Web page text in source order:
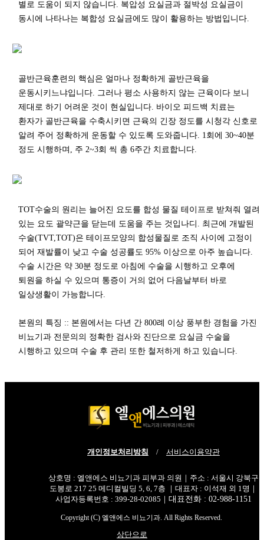
별로 도움이 되지 않습니다. 복압성 요실금과 절박성 요실금이
동시에 나타나는 복합성 요실금에도 많이 활용하는 방법입니다.
골반근육훈련의 핵심은 얼마나 정확하게 골반근육을
운동시키느냐입니다. 그러나 평소 사용하지 않는 근육이다 보니
제대로 하기 어려운 것이 현실입니다. 바이오 피드백 치료는
환자가 골반근육을 수축시키면 근육의 긴장 정도를 시청각 신호로
알려 주어 정확하게 운동할 수 있도록 도와줍니다. 1회에 30~40분
정도 시행하며, 주 2~3회 씩 총 6주간 치료합니다.
TOT수술의 원리는 늘어진 요도를 합성 물질 테이프로 받쳐줘 열려
있는 요도 괄약근을 닫는데 도움을 주는 것입나디. 최근에 개발된
수술(TVT,TOT)은 테이프모양의 합성물질로 조직 사이에 고정이
되어 재발률이 낮고 수술 성공률도 95% 이상으로 아주 높습니다.
수술 시간은 약 30분 정도로 아침에 수술을 시행하고 오후에
퇴원을 하실 수 있으며 통증이 거의 없어 다음날부터 바로
일상생활이 가능합니다.
본원의 특징 :: 본원에서는 다년 간 800례 이상 풍부한 경험을 가진
비뇨기과 전문의의 정확한 검사와 진단으로 요실금 수술을
시행하고 있으며 수술 후 관리 또한 철저하게 하고 있습니다.
개인정보처리방침 / 서비스이용약관
상호명 : 엘앤에스 비뇨기과 피부과 의원｜주소 : 서울시 강북구
도봉로 217 25 메디컬빌딩 5, 6, 7층 ｜대표자 : 이석재 외 1명｜
사업자등록번호 : 399-28-02085｜ 대표전화 : 02-988-1151
Copyright (C) 엘앤에스 비뇨기과. All Rights Reserved.
상단으로